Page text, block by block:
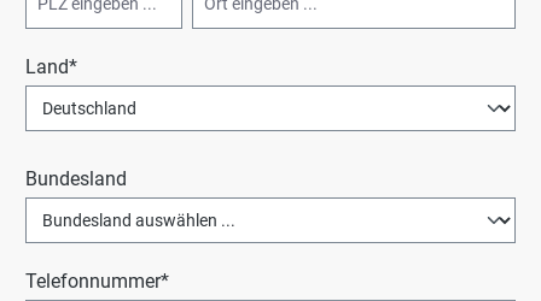
Land*
Bundesland
Telefonnummer*